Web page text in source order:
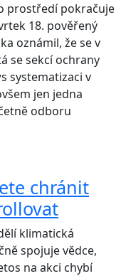
prostředí pokračuje
18. pověřený
oznámil, že se v
se sekcí ochrany
systematizaci v
jen jedna
odboru
chránit
klimatická
spojuje vědce,
na akci chybí